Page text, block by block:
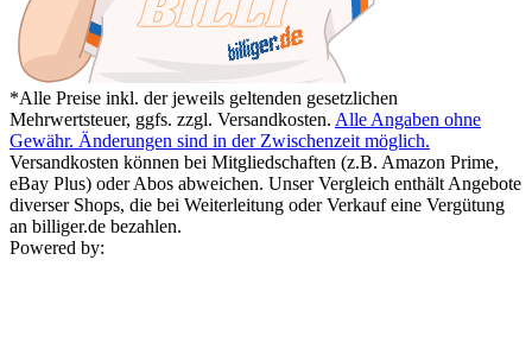
*Alle Preise inkl. der jeweils geltenden gesetzlichen
Mehrwertsteuer, ggfs. zzgl. Versandkosten. Alle Angaben ohne
Gewähr. Änderungen sind in der Zwischenzeit möglich.
Versandkosten können bei Mitgliedschaften (z.B. Amazon Prime,
eBay Plus) oder Abos abweichen. Unser Vergleich enthält Angebote
diverser Shops, die bei Weiterleitung oder Verkauf eine Vergütung
an billiger.de bezahlen.
Powered by: